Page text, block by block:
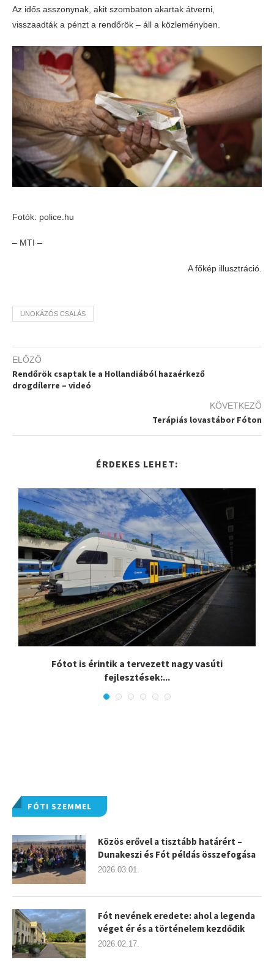
Az idős asszonynak, akit szombaton akartak átverni,
visszaadták a pénzt a rendőrök – áll a közleményben.
Fotók: police.hu
– MTI –
A főkép illusztráció.
UNOKÁZÓS CSALÁS
ELŐZŐ
Rendőrök csaptak le a Hollandiából hazaérkező
drogdílerre – videó
KÖVETKEZŐ
Terápiás lovastábor Fóton
ÉRDEKES LEHET:
Fótot is érintik a tervezett nagy vasúti
fejlesztések:...
FÓTI SZEMMEL
Közös erővel a tisztább határért –
Dunakeszi és Fót példás összefogása
2026.03.01.
Fót nevének eredete: ahol a legenda
véget ér és a történelem kezdődik
2026.02.17.